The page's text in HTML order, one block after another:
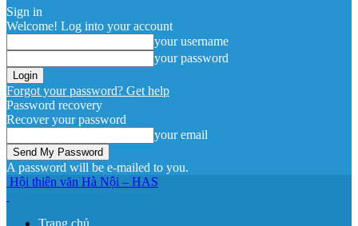
Sign in
Welcome! Log into your account
your username
your password
Forgot your password? Get help
Password recovery
Recover your password
your email
A password will be e-mailed to you.
Hội thiên văn Hà Nội – HAS
Trang chủ